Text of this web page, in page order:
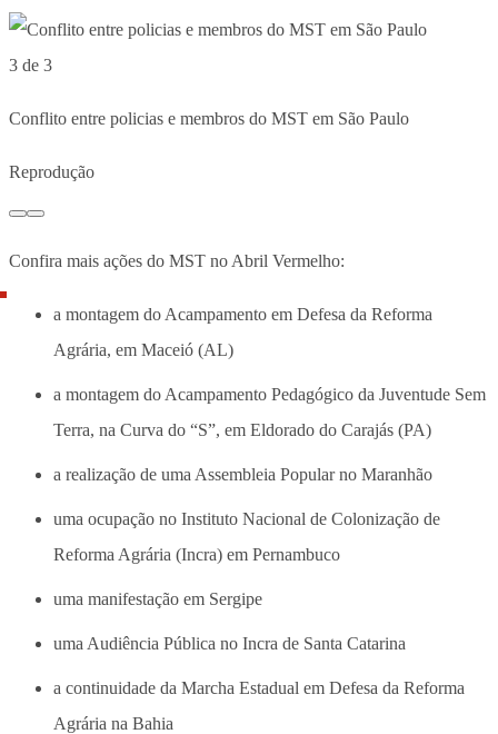
3 de 3
Conflito entre policias e membros do MST em São Paulo
Reprodução
Confira mais ações do MST no Abril Vermelho:
a montagem do Acampamento em Defesa da Reforma
Agrária, em Maceió (AL)
a montagem do Acampamento Pedagógico da Juventude Sem
Terra, na Curva do “S”, em Eldorado do Carajás (PA)
a realização de uma Assembleia Popular no Maranhão
uma ocupação no Instituto Nacional de Colonização de
Reforma Agrária (Incra) em Pernambuco
uma manifestação em Sergipe
uma Audiência Pública no Incra de Santa Catarina
a continuidade da Marcha Estadual em Defesa da Reforma
Agrária na Bahia